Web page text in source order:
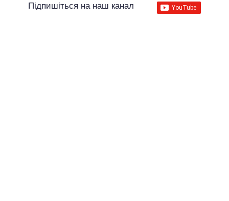
Підпишіться на наш канал